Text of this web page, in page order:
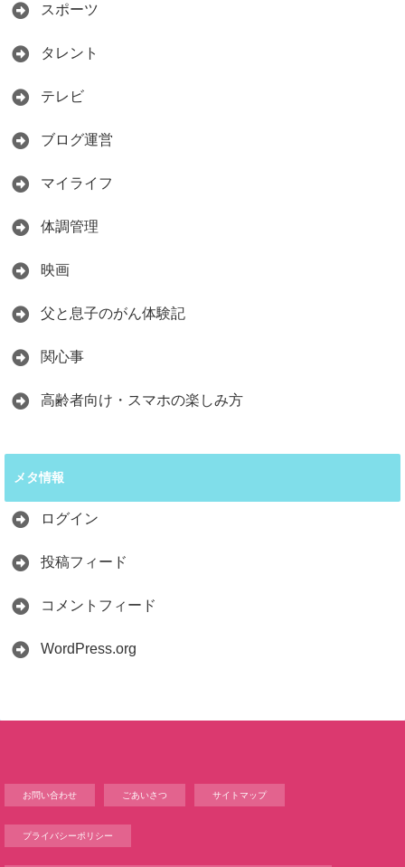
スポーツ
タレント
テレビ
ブログ運営
マイライフ
体調管理
映画
父と息子のがん体験記
関心事
高齢者向け・スマホの楽しみ方
メタ情報
ログイン
投稿フィード
コメントフィード
WordPress.org
お問い合わせ ごあいさつ サイトマップ
プライバシーポリシー